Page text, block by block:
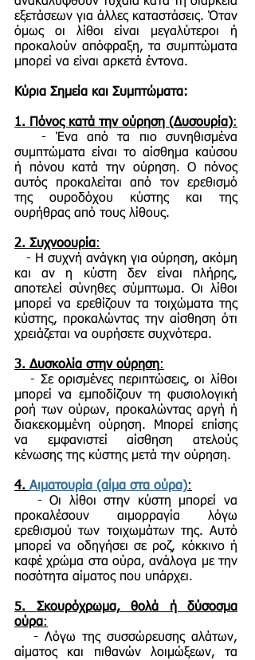
εξετάσεων για άλλες καταστάσεις. Όταν
όμως οι λίθοι είναι μεγαλύτεροι ή
προκαλούν απόφραξη, τα συμπτώματα
μπορεί να είναι αρκετά έντονα.
Κύρια Σημεία και Συμπτώματα:
1. Πόνος κατά την ούρηση (Δυσουρία):
- Ένα από τα πιο συνηθισμένα
συμπτώματα είναι το αίσθημα καύσου
ή πόνου κατά την ούρηση. Ο πόνος
αυτός προκαλείται από τον ερεθισμό
της ουροδόχου κύστης και της
ουρήθρας από τους λίθους.
2. Συχνοουρία:
- Η συχνή ανάγκη για ούρηση, ακόμη
και αν η κύστη δεν είναι πλήρης,
αποτελεί σύνηθες σύμπτωμα. Οι λίθοι
μπορεί να ερεθίζουν τα τοιχώματα της
κύστης, προκαλώντας την αίσθηση ότι
χρειάζεται να ουρήσετε συχνότερα.
3. Δυσκολία στην ούρηση:
- Σε ορισμένες περιπτώσεις, οι λίθοι
μπορεί να εμποδίζουν τη φυσιολογική
ροή των ούρων, προκαλώντας αργή ή
διακεκομμένη ούρηση. Μπορεί επίσης
να εμφανιστεί αίσθηση ατελούς
κένωσης της κύστης μετά την ούρηση.
4. Αιματουρία (αίμα στα ούρα):
- Οι λίθοι στην κύστη μπορεί να
προκαλέσουν αιμορραγία λόγω
ερεθισμού των τοιχωμάτων της. Αυτό
μπορεί να οδηγήσει σε ροζ, κόκκινο ή
καφέ χρώμα στα ούρα, ανάλογα με την
ποσότητα αίματος που υπάρχει.
5.
Σκουρόχρωμα, θολά ή δύσοσμα
ούρα:
- Λόγω της συσσώρευσης αλάτων,
αίματος και πιθανών λοιμώξεων, τα